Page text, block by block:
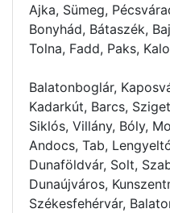
Ajka, Sümeg,
Bonyhád, Bátaszék,
Tolna, Fadd, Paks,
Balatonboglár,
Kadarkút, Barcs,
Siklós, Villány, Bóly,
Andocs, Tab,
Dunaföldvár, Solt,
Dunaújváros,
Székesfehérvár,